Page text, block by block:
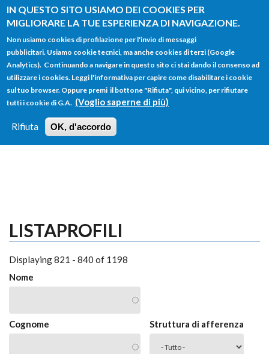
IN QUESTO SITO USIAMO DEI COOKIES PER
MIGLIORARE LA TUE ESPERIENZA DI NAVIGAZIONE.
Non usiamo cookies di profilazione per l'invio di messaggi
pubblicitari. Usiamo cookie tecnici, ma anche cookies di terzi (Google
Analytics). Continuando a navigare in questo sito ci stai dando il consenso ad
utilizzare i cookies. Leggi l'informativa per capire come disabilitare i cookie
sul tuo browser. Oppure premi il bottone "Rifiuta", qui vicino, per rifiutare
tutti i cookie di G.A. (Voglio saperne di più)
Rifiuta OK, d'accordo
Salta al contenuto principale
FORM
DI
RICERCA
Main menu
HOME TUTTI I PROFILI
LOGIN
LISTAPROFILI
Displaying 821 - 840 of 1198
Nome
Cognome Struttura di afferenza